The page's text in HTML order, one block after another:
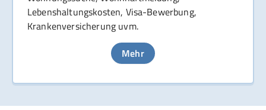
Lebenshaltungskosten, Visa-Bewerbung,
Krankenversicherung uvm.
Mehr